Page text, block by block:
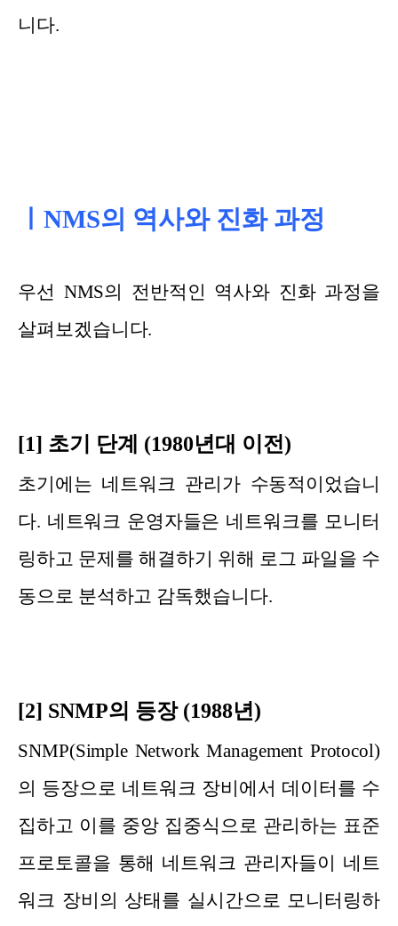
니다.
ㅣNMS의 역사와 진화 과정
우선 NMS의 전반적인 역사와 진화 과정을
살펴보겠습니다.
[1] 초기 단계 (1980년대 이전)
초기에는 네트워크 관리가 수동적이었습니
다. 네트워크 운영자들은 네트워크를 모니터
링하고 문제를 해결하기 위해 로그 파일을 수
동으로 분석하고 감독했습니다.
[2] SNMP의 등장 (1988년)
SNMP(Simple Network Management Protocol)
의 등장으로 네트워크 장비에서 데이터를 수
집하고 이를 중앙 집중식으로 관리하는 표준
프로토콜을 통해 네트워크 관리자들이 네트
워크 장비의 상태를 실시간으로 모니터링하